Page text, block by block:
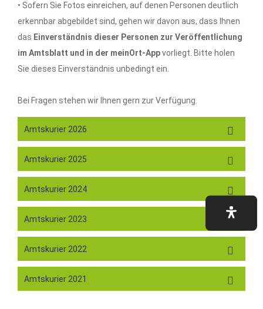
• Sofern Sie Fotos einreichen, auf denen Personen deutlich
erkennbar abgebildet sind, gehen wir davon aus, dass Ihnen
das Einverständnis dieser Personen zur Veröffentlichung
im Amtsblatt und in der meinOrt-Appvorliegt. Bitte holen
Sie dieses Einverständnis unbedingt ein.
Bei Fragen stehen wir Ihnen gern zur Verfügung.
Amtskurier 2026
Amtskurier 2025
Amtskurier 2024
Amtskurier 2023
Amtskurier 2022
Amtskurier 2021